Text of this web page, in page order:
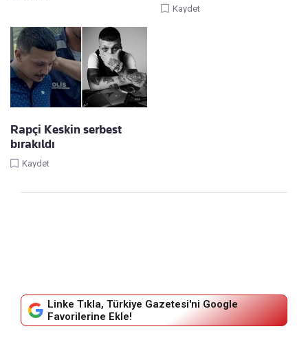
Kaydet
Rapçi Keskin serbest
bırakıldı
Kaydet
Linke Tıkla, Türkiye Gazetesi'ni Google
Favorilerine Ekle!